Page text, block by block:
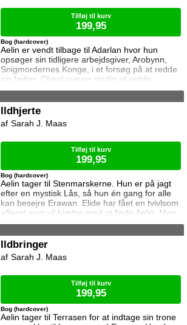
Aelin er vendt tilbage til Adarlan hvor hun
opsøger sin tidligere arbejdsgiver, Arobynn,
Snigmordernes Konge, i et forsøg på at redde
sin fætter. Chaol prøver stadig at redde
Dorian, men det bliver fortsat sværere som
og orker ikke længere at kæmpe imod.
Samtidig står Manon i en svær situation.
Hertug Perrington har givet hende klare
Bog (hardcover)
Tilføj til kurv
199,95
Ildhjerte
Aelin tager til Stenmarskerne. Hun er på jagt
efter en mystisk Lås, så hun én gang for alle
kan besejre Erawan. Elide har fået en tvivlsom
allieret som vil hjælpe med at finde Aelin. Men
for hvilken pris? Manon vågner i lænker og
Dorian ikke glemme heksen der hjalp ham i
Bog (hardcover)
Sarah J. Maas
Tilføj til kurv
199,95
Ildbringer
Aelin tager til Terrasen for at indtage sin trone
Bog (hardcover)
Sarah J. Maas
Tilføj til kurv
199,95